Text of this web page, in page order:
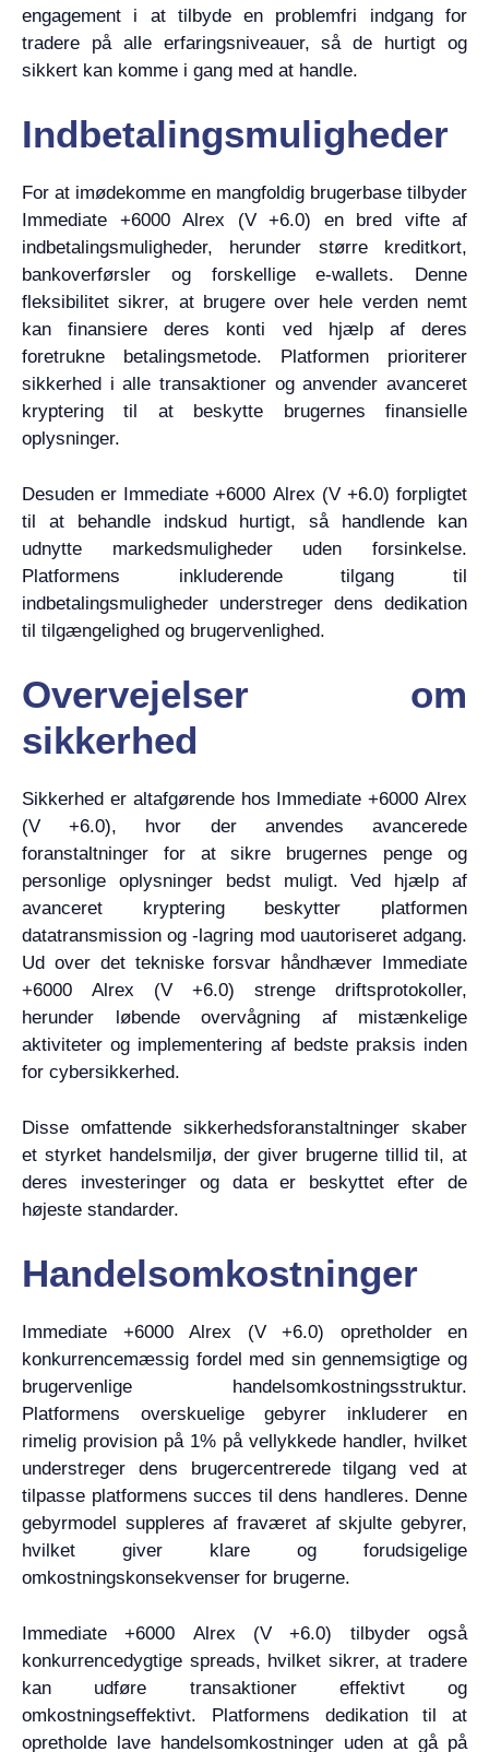
engagement i at tilbyde en problemfri indgang for
tradere på alle erfaringsniveauer, så de hurtigt og
sikkert kan komme i gang med at handle.
Indbetalingsmuligheder
For at imødekomme en mangfoldig brugerbase tilbyder
Immediate +6000 Alrex (V +6.0) en bred vifte af
indbetalingsmuligheder, herunder større kreditkort,
bankoverførsler og forskellige e-wallets. Denne
fleksibilitet sikrer, at brugere over hele verden nemt
kan finansiere deres konti ved hjælp af deres
foretrukne betalingsmetode. Platformen prioriterer
sikkerhed i alle transaktioner og anvender avanceret
kryptering til at beskytte brugernes finansielle
oplysninger.
Desuden er Immediate +6000 Alrex (V +6.0) forpligtet
til at behandle indskud hurtigt, så handlende kan
udnytte markedsmuligheder uden forsinkelse.
Platformens inkluderende tilgang til
indbetalingsmuligheder understreger dens dedikation
til tilgængelighed og brugervenlighed.
Overvejelser om
sikkerhed
Sikkerhed er altafgørende hos Immediate +6000 Alrex
(V +6.0), hvor der anvendes avancerede
foranstaltninger for at sikre brugernes penge og
personlige oplysninger bedst muligt. Ved hjælp af
avanceret kryptering beskytter platformen
datatransmission og -lagring mod uautoriseret adgang.
Ud over det tekniske forsvar håndhæver Immediate
+6000 Alrex (V +6.0) strenge driftsprotokoller,
herunder løbende overvågning af mistænkelige
aktiviteter og implementering af bedste praksis inden
for cybersikkerhed.
Disse omfattende sikkerhedsforanstaltninger skaber
et styrket handelsmiljø, der giver brugerne tillid til, at
deres investeringer og data er beskyttet efter de
højeste standarder.
Handelsomkostninger
Immediate +6000 Alrex (V +6.0) opretholder en
konkurrencemæssig fordel med sin gennemsigtige og
brugervenlige handelsomkostningsstruktur.
Platformens overskuelige gebyrer inkluderer en
rimelig provision på 1% på vellykkede handler, hvilket
understreger dens brugercentrerede tilgang ved at
tilpasse platformens succes til dens handleres. Denne
gebyrmodel suppleres af fraværet af skjulte gebyrer,
hvilket giver klare og forudsigelige
omkostningskonsekvenser for brugerne.
Immediate +6000 Alrex (V +6.0) tilbyder også
konkurrencedygtige spreads, hvilket sikrer, at tradere
kan udføre transaktioner effektivt og
omkostningseffektivt. Platformens dedikation til at
opretholde lave handelsomkostninger uden at gå på